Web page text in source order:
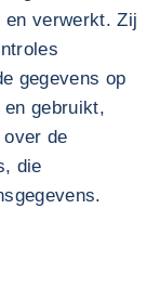
en verwerkt. Zij
gegevens op
gebruikt,
de
die